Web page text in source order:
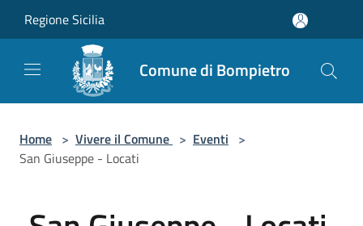
Regione Sicilia
Comune di Bompietro
Home > Vivere il Comune > Eventi >
San Giuseppe - Locati